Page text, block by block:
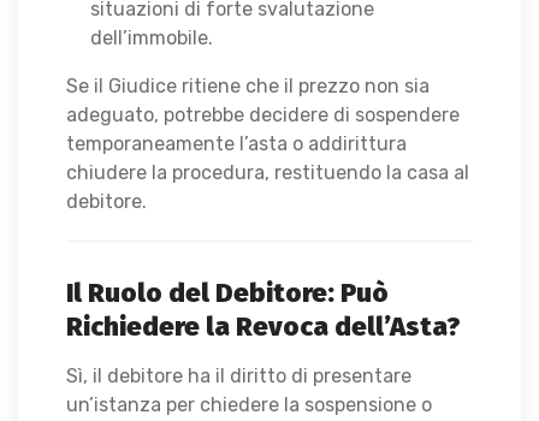
situazioni di forte svalutazione
dell’immobile.
Se il Giudice ritiene che il prezzo non sia
adeguato, potrebbe decidere di sospendere
temporaneamente l’asta o addirittura
chiudere la procedura, restituendo la casa al
debitore.
Il Ruolo del Debitore: Può
Richiedere la Revoca dell’Asta?
Sì, il debitore ha il diritto di presentare
un’istanza per chiedere la sospensione o